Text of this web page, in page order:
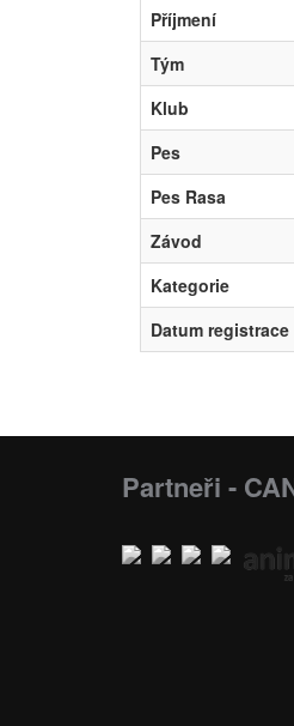
Příjmení
Tým
Klub
Pes
Pes Rasa
Závod
Kategorie
Datum registrace
Partneři -